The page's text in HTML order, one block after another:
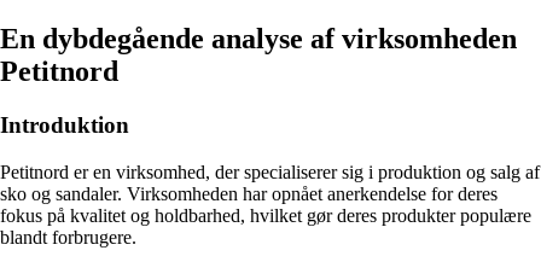
En dybdegående analyse af virksomheden
Petitnord
Introduktion
Petitnord er en virksomhed, der specialiserer sig i produktion og salg af
sko og sandaler. Virksomheden har opnået anerkendelse for deres
fokus på kvalitet og holdbarhed, hvilket gør deres produkter populære
blandt forbrugere.